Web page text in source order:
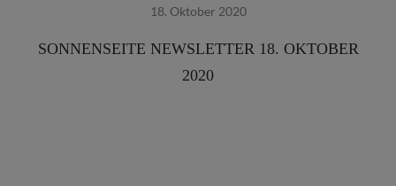
18. Oktober 2020
SONNENSEITE NEWSLETTER 18. OKTOBER
2020